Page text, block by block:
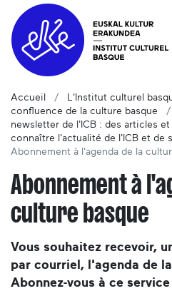
Accueil L'Institut culturel
confluence de la culture basque
newsletter de l'ICB : des articles
connaître l'actualité de l'ICB et de
Abonnement à l'agenda de la
Abonnement à
culture basque
Vous souhaitez recevoir,
par courriel, l'agenda de
Abonnez-vous à ce